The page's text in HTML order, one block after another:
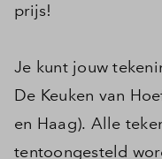
prijs!
Je kunt jouw
De Keuken van
en Haag). Alle
tentoongesteld